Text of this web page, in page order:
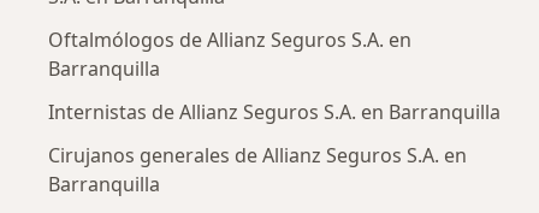
Oftalmólogos de Allianz Seguros S.A. en
Barranquilla
Internistas de Allianz Seguros S.A. en Barranquilla
Cirujanos generales de Allianz Seguros S.A. en
Barranquilla